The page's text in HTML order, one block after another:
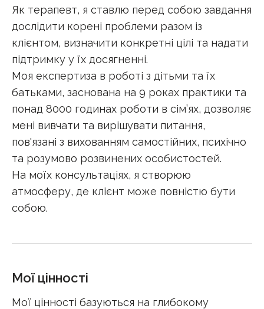
Як терапевт, я ставлю перед собою завдання
дослідити корені проблеми разом із
клієнтом, визначити конкретні цілі та надати
підтримку у їх досягненні.
Моя експертиза в роботі з дітьми та їх
батьками, заснована на 9 роках практики та
понад 8000 годинах роботи в сім’ях, дозволяє
мені вивчати та вирішувати питання,
пов'язані з вихованням самостійних, психічно
та розумово розвинених особистостей.
На моїх консультаціях, я створюю
атмосферу, де клієнт може повністю бути
собою.
Мої цінності
Мої цінності базуються на глибокому